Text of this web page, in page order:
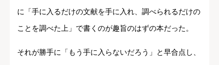
に「手に入るだけの文献を手に入れ、調べられるだけの
ことを調べた上」で書くのが趣旨のはずの本だった。
それが勝手に「もう手に入らないだろう」と早合点し、